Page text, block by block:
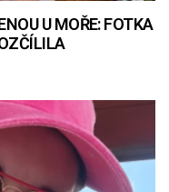
U MOŘE: FOTKA